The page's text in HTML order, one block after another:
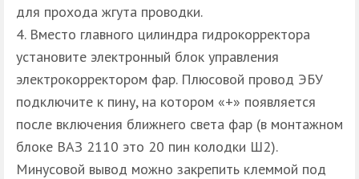
для прохода жгута проводки.
Вместо главного цилиндра гидрокорректора
установите электронный блок управления
электрокорректором фар. Плюсовой провод ЭБУ
подключите к пину, на котором «+» появляется
после включения ближнего света фар (в монтажном
блоке ВАЗ 2110 это 20 пин колодки Ш2).
Минусовой вывод можно закрепить клеммой под